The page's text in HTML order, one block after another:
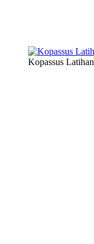
Kopassus Latihan